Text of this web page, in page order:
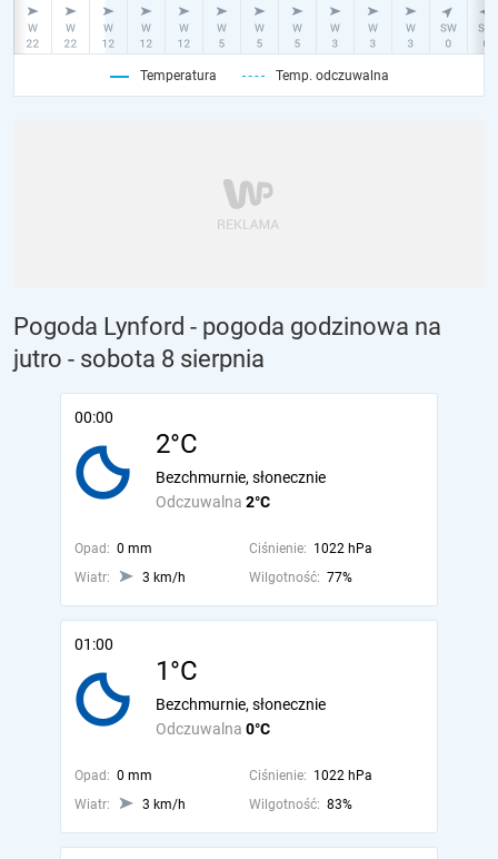
Temperatura Temp. odczuwalna
Pogoda Lynford - pogoda godzinowa na
jutro - sobota 8 sierpnia
00:00
2°C
Odczuwalna 2°C
Bezchmurnie, słonecznie
Opad: 0 mm Ciśnienie: 1022 hPa
Wiatr:
3 km/h Wilgotność: 77%
01:00
1°C
Odczuwalna 0°C
Bezchmurnie, słonecznie
Opad: 0 mm Ciśnienie: 1022 hPa
Wiatr:
3 km/h Wilgotność: 83%